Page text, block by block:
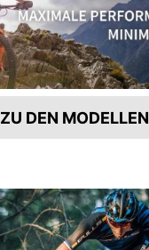
ZU DEN MODELLEN